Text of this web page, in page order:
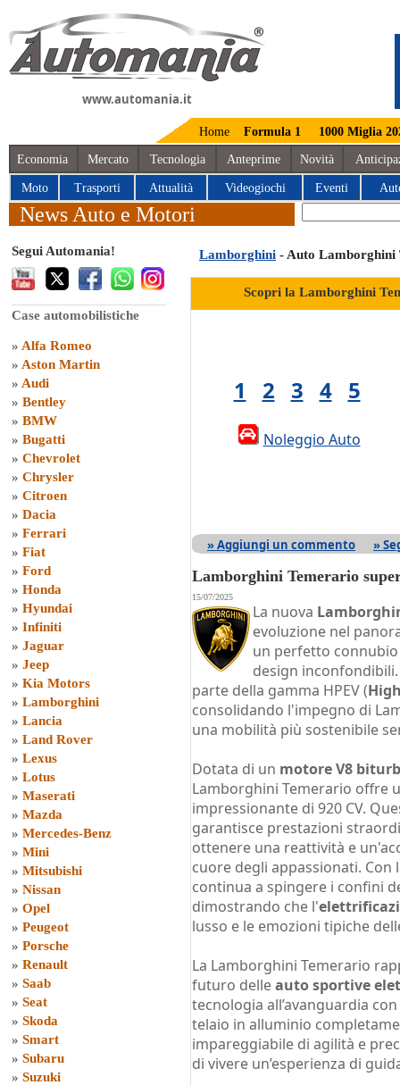
www.automania.it
Home Formula 1 1000 Miglia
Economia Mercato Tecnologia Anteprime Novità
Moto Trasporti Attualità Videogiochi Eventi
News Auto e Motori
Segui Automania!
Case automobilistiche
» Alfa Romeo
» Aston Martin
» Audi
» Bentley
» BMW
» Bugatti
» Chevrolet
» Chrysler
» Citroen
» Dacia
» Ferrari
» Fiat
» Ford
» Honda
» Hyundai
» Infiniti
» Jaguar
» Jeep
» Kia Motors
» Lamborghini
» Lancia
» Land Rover
» Lexus
» Lotus
» Maserati
» Mazda
» Mercedes-Benz
» Mini
» Mitsubishi
» Nissan
» Opel
» Peugeot
» Porsche
» Renault
» Saab
» Seat
» Skoda
» Smart
» Subaru
» Suzuki
Lamborghini - Auto Lamborghini
Scopri la Lamborghini
1 2 3 4 5
Noleggio Auto
» Aggiungi un commento »
Lamborghini Temerario
15/07/2025
La nuova
evoluzione nel
un perfetto
design
parte della gamma HPEV (
consolidando l'impegno di
una mobilità più sostenibile
Dotata di un motore V8
Lamborghini Temerario offre
impressionante di 920 CV.
garantisce prestazioni
ottenere una reattività e
cuore degli appassionati.
continua a spingere i confini
dimostrando che l'
lusso e le emozioni tipiche
La Lamborghini Temerario
futuro delleauto sportive
tecnologia all’avanguardia
telaio in alluminio
impareggiabile di agilità e
di vivere un’esperienza di